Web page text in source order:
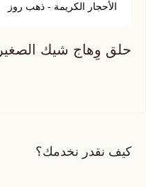
الأحجار الكريمة - ذهب روز
حلق وِهاج شيك الصغير
كيف نقدر نخدمك؟